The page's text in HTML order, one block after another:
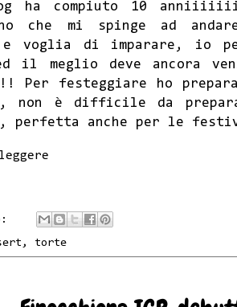
ha compiuto 10
che mi spinge ad
voglia di imparare, io
il meglio deve ancora
Per festeggiare ho
non è difficile da
perfetta anche per le
, torte